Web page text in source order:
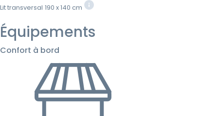
Lit transversal 190 x 140 cm
Équipements
Confort à bord